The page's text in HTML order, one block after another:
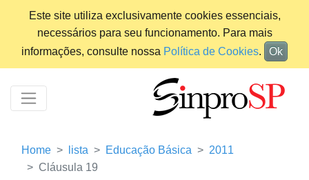
Este site utiliza exclusivamente cookies essenciais,
necessários para seu funcionamento. Para mais
informações, consulte nossa Política de Cookies. Ok
Home lista Educação Básica
2011
Cláusula 19